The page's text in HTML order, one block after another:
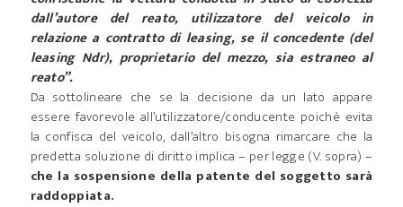
dall’autore del reato, utilizzatore del veicolo in
relazione a contratto di leasing, se il concedente (del
leasing Ndr), proprietario del mezzo, sia estraneo al
reato”.
Da sottolineare che se la decisione da un lato appare
essere favorevole all’utilizzatore/conducente poichè evita
la confisca del veicolo, dall’altro bisogna rimarcare che la
predetta soluzione di diritto implica – per legge (V. sopra) –
che la sospensione della patente del soggetto sarà
raddoppiata.